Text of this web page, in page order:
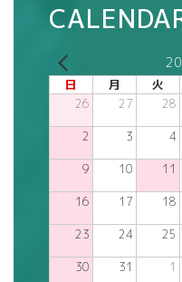
日 月 火
26 27 28
2 3 4
9 10 11
16 17 18
23 24 25
30 31 1